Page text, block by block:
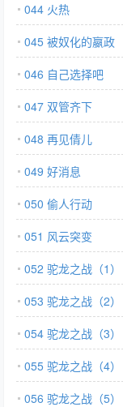
044 火热
045 被奴化的嬴政
046 自己选择吧
047 双管齐下
048 再见倩儿
049 好消息
050 偷人行动
051 风云突变
052 驼龙之战（1）
053 驼龙之战（2）
054 驼龙之战（3）
055 驼龙之战（4）
056 驼龙之战（5）